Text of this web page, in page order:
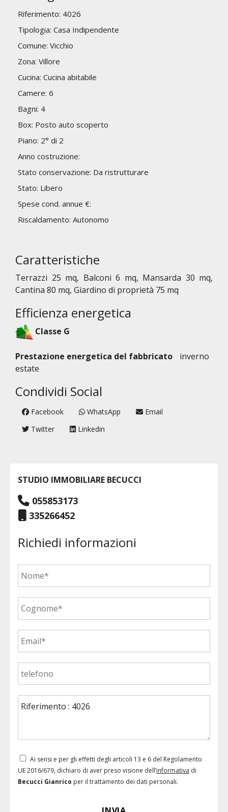
Riferimento: 4026
Tipologia: Casa Indipendente
Comune: Vicchio
Zona: Villore
Cucina: Cucina abitabile
Camere: 6
Bagni: 4
Box: Posto auto scoperto
Piano: 2° di 2
Anno costruzione:
Stato conservazione: Da ristrutturare
Stato: Libero
Spese cond. annue €:
Riscaldamento: Autonomo
Caratteristiche
Terrazzi 25 mq, Balconi 6 mq, Mansarda 30 mq,
Cantina 80 mq, Giardino di proprietà 75 mq
Efficienza energetica
Classe G
Prestazione energetica del fabbricato
inverno
estate
Condividi Social
Facebook WhatsApp
Email
Twitter
Linkedin
STUDIO IMMOBILIARE BECUCCI
055853173
335266452
Richiedi informazioni
Ai sensi e per gli effetti degli articoli 13 e 6 del Regolamento
UE 2016/679, dichiaro di aver preso visione dell’informativa di
Becucci Gianrico per il trattamento dei dati personali.